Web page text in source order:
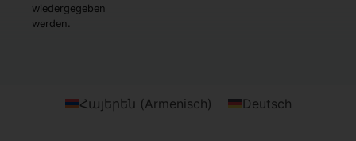
wiedergegeben
werden.
Հայերեն (Armenisch) Deutsch